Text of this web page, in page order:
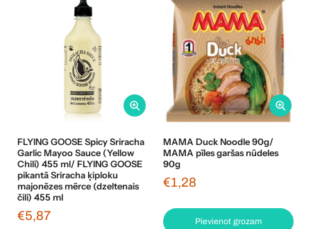
FLYING GOOSE Spicy Sriracha
Garlic Mayoo Sauce (Yellow
Chili) 455 ml/ FLYING GOOSE
pikantā Sriracha ķiploku
majonēzes mērce (dzeltenais
čili) 455 ml
€5,87
MAMA Duck Noodle 90g/
MAMA pīles garšas nūdeles
90g
€1,28
Pievienot grozam